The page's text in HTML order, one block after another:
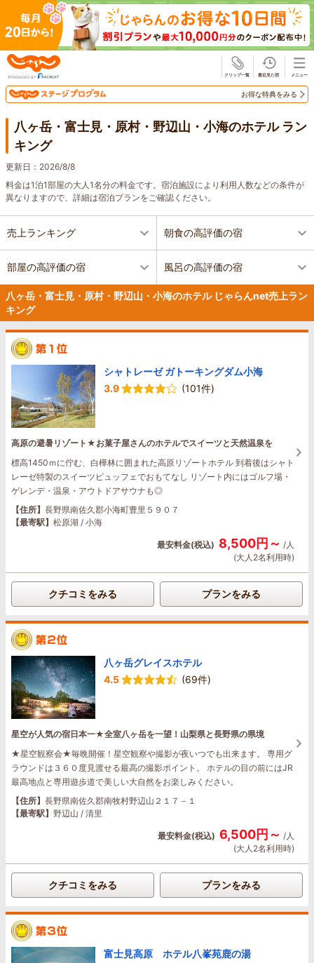
お得な特典をみる
八ヶ岳・富士見・原村・野辺山・小海のホテル ラン
キング
更新日： 2026/8/8
料金は1泊1部屋の大人1名分の料金です。宿泊施設により利用人数などの条件が
異なりますので、詳細は宿泊プランをご確認ください。
売上ランキング 朝食の高評価の宿
部屋の高評価の宿 風呂の高評価の宿
八ヶ岳・富士見・原村・野辺山・小海のホテル じゃらんnet売上ラン
キング
シャトレーゼ ガトーキングダム小海
3.9
(101件)
高原の避暑リゾート★お菓子屋さんのホテルでスイーツと天然温泉を
標高1450ｍに佇む、白樺林に囲まれた高原リゾートホテル 到着後はシャト
レーゼ特製のスイーツビュッフェでおもてなし リゾート内にはゴルフ場・
ゲレンデ・温泉・アウトドアサウナも◎
【住所】 長野県南佐久郡小海町豊里５９０７
【最寄駅】 松原湖 / 小海
最安料金(税込) 8,500円～ /人
(大人2名利用時)
クチコミをみる プランをみる
八ヶ岳グレイスホテル
4.5
(69件)
星空が人気の宿日本一★全室八ヶ岳を一望！山梨県と長野県の県境
★星空観察会★毎晩開催！星空観察や撮影が夜いつでも出来ます。 専用グ
ラウンドは３６０度見渡せる最高の撮影ポイント。 ホテルの目の前にはJR
最高地点と専用遊歩道で美しい大自然をお楽しみください。
【住所】 長野県南佐久郡南牧村野辺山２１７－１
【最寄駅】 野辺山 / 清里
最安料金(税込) 6,500円～ /人
(大人2名利用時)
クチコミをみる プランをみる
富士見高原 ホテル八峯苑鹿の湯